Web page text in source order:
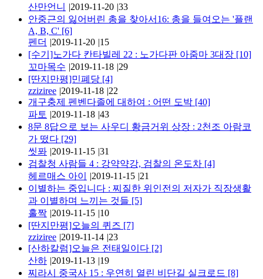
산만언니
|2019-11-20 |33
안중근의 잃어버린 총을 찾아서16: 총을 들여오는 '플랜
A, B, C' [6]
펜더 |2019-11-20 |15
[수기]노가다 칸타빌레 22 : 노가다판 아줌마 3대장 [10]
꼬마목수 |2019-11-18 |29
[딴지만평]민폐당 [4]
zziziree |2019-11-18 |22
개구충제 펜벤다졸에 대하여 : 어떤 도박 [40]
파토 |2019-11-18 |43
8문 8답으로 보는 사우디 황금거위 상장 : 2천조 아람코
가 떴다 [29]
씻퐈 |2019-11-15 |31
검찰청 사람들 4 : 강약약강, 검찰의 온도차 [4]
헤르매스 아이
|2019-11-15 |21
이별하는 중입니다 : 찌질한 위인전의 저자가 직장생활
과 이별하며 느끼는 것들 [5]
홀짝 |2019-11-15 |10
[딴지만평]오늘의 퀴즈 [7]
zziziree |2019-11-14 |23
[산하칼럼]오늘은 전태일이다 [2]
산하 |2019-11-13 |19
찌라시 중국사 15 : 우연히 열린 비단길 실크로드 [8]